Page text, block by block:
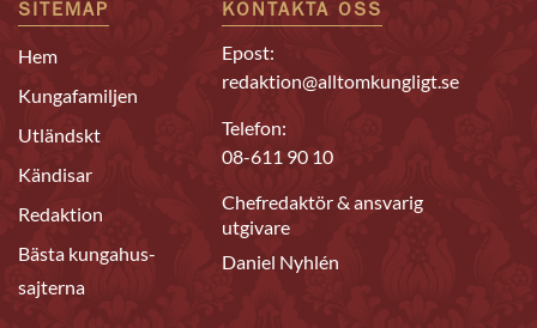
SITEMAP
Hem
Kungafamiljen
Utländskt
Kändisar
Redaktion
Bästa kungahus-
sajterna
KONTAKTA OSS
Epost:
redaktion@alltomkungligt.se
Telefon:
08-611 90 10
Chefredaktör & ansvarig
utgivare
Daniel Nyhlén